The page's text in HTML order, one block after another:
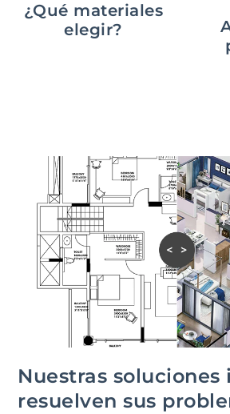
¿Qué materiales
elegir?
Nuestras soluciones
resuelven sus